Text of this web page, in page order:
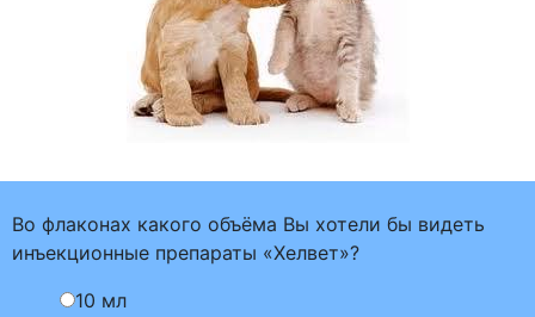
Во флаконах какого объёма Вы хотели бы видеть
инъекционные препараты «Хелвет»?
10 мл